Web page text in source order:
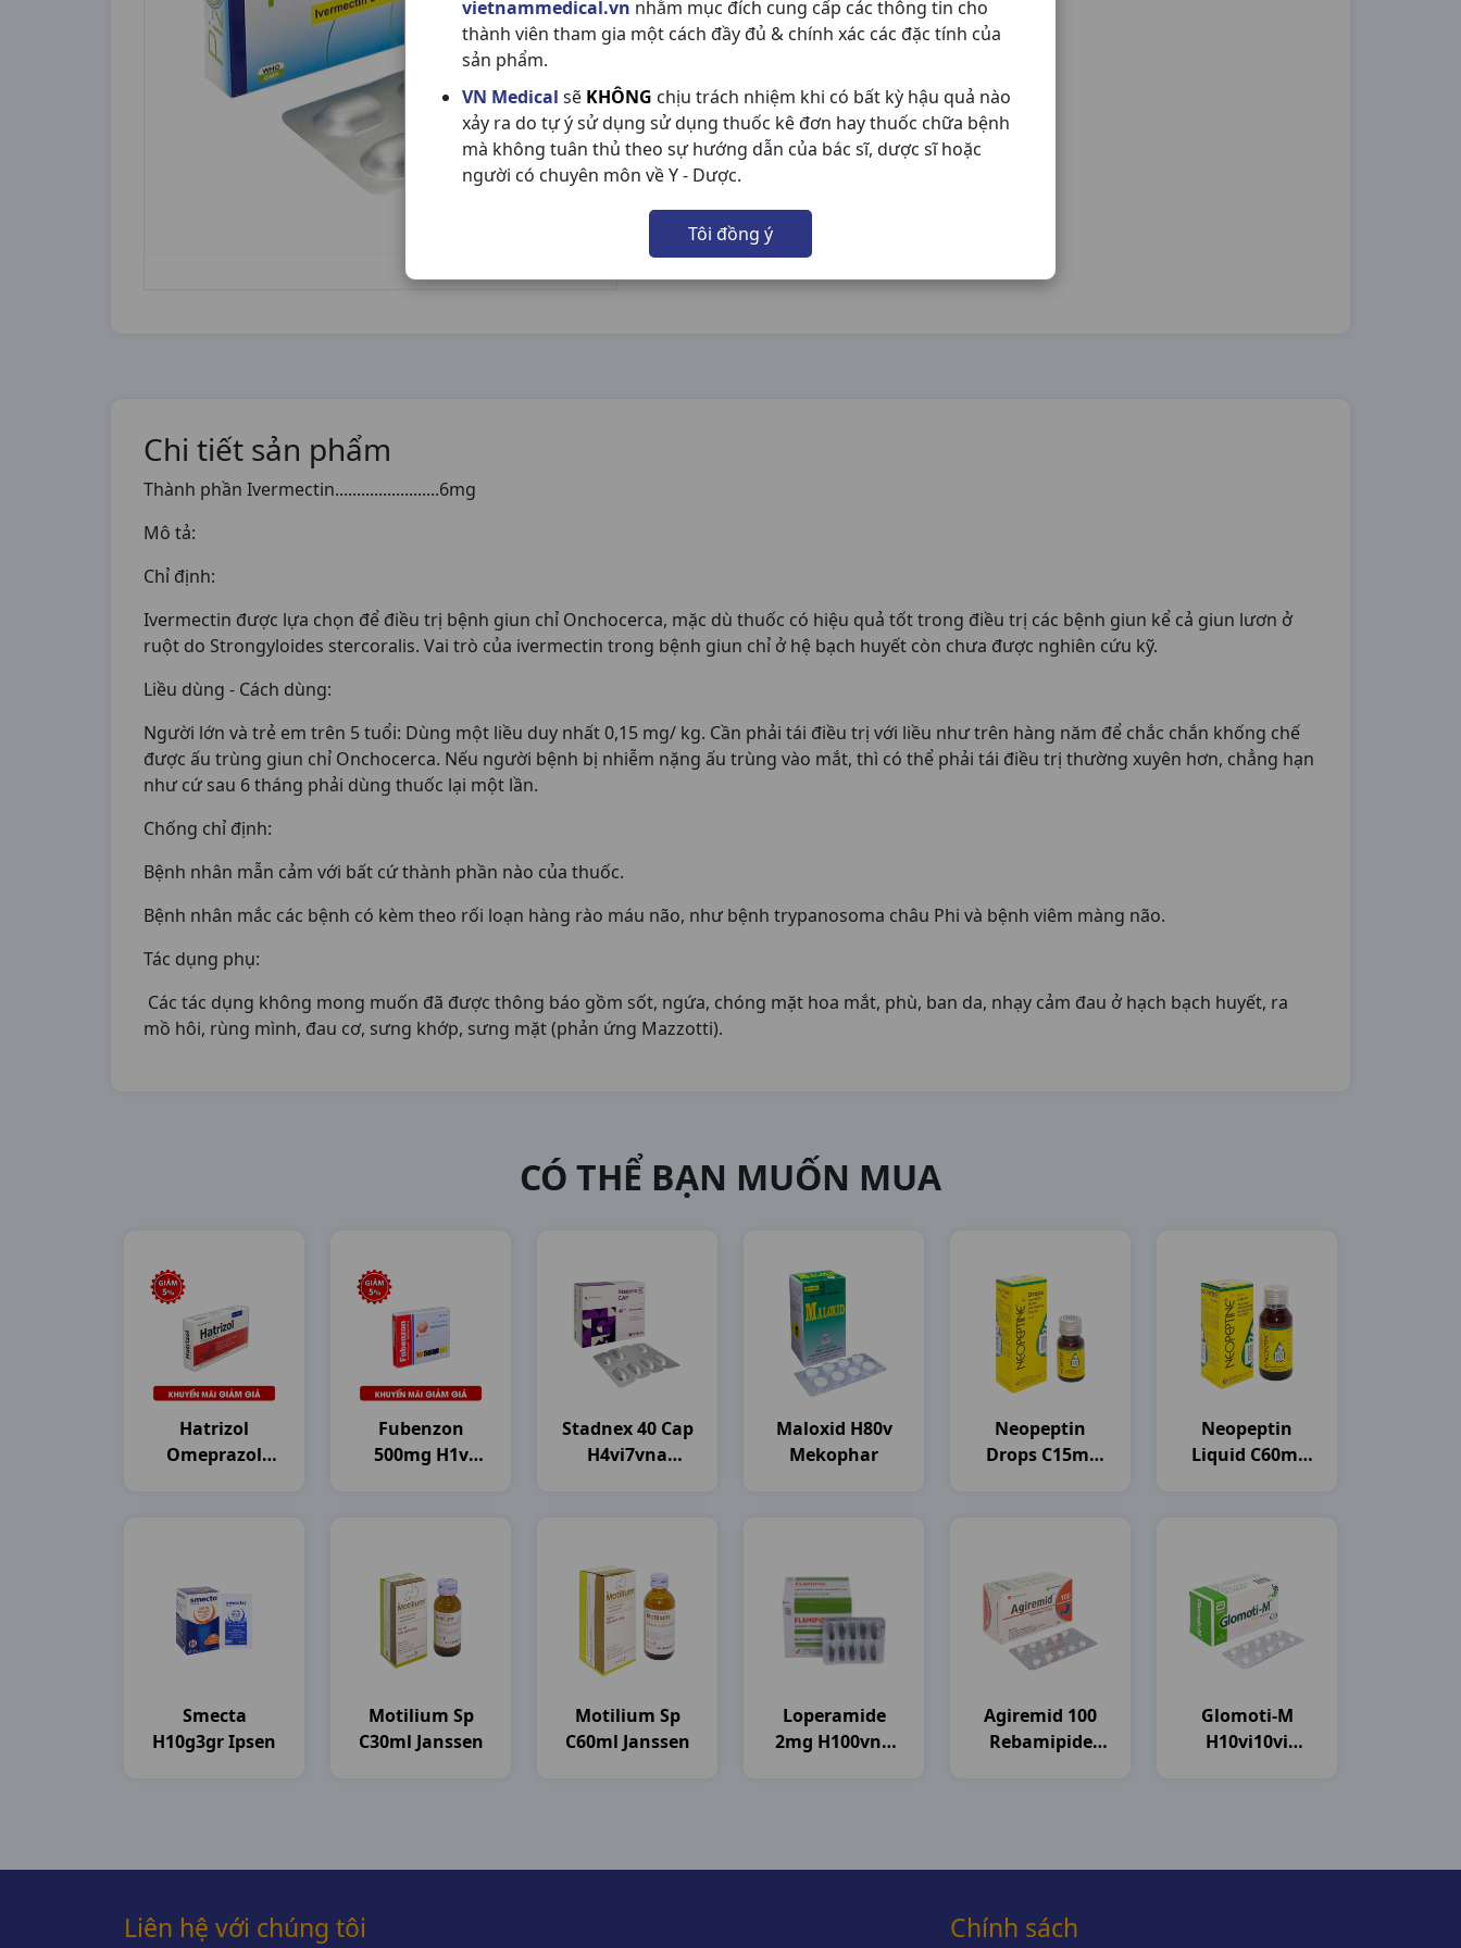
vietnammedical.vn nhằm mục đích cung cấp các thông tin cho
thành viên tham gia một cách đầy đủ & chính xác các đặc tính của
sản phẩm.
VN Medical sẽ KHÔNG chịu trách nhiệm khi có bất kỳ hậu quả nào
xảy ra do tự ý sử dụng sử dụng thuốc kê đơn hay thuốc chữa bệnh
mà không tuân thủ theo sự hướng dẫn của bác sĩ, dược sĩ hoặc
người có chuyên môn về Y - Dược.
Tôi đồng ý
Chi tiết sản phẩm
Thành phần Ivermectin........................6mg
Mô tả:
Chỉ định:
Ivermectin được lựa chọn để điều trị bệnh giun chỉ Onchocerca, mặc dù thuốc có hiệu quả tốt trong điều trị các bệnh giun kể cả giun lươn ở
ruột do Strongyloides stercoralis. Vai trò của ivermectin trong bệnh giun chỉ ở hệ bạch huyết còn chưa được nghiên cứu kỹ.
Liều dùng - Cách dùng:
Người lớn và trẻ em trên 5 tuổi: Dùng một liều duy nhất 0,15 mg/ kg. Cần phải tái điều trị với liều như trên hàng năm để chắc chắn khống chế
được ấu trùng giun chỉ Onchocerca. Nếu người bệnh bị nhiễm nặng ấu trùng vào mắt, thì có thể phải tái điều trị thường xuyên hơn, chẳng hạn
như cứ sau 6 tháng phải dùng thuốc lại một lần.
Chống chỉ định:
Bệnh nhân mẫn cảm với bất cứ thành phần nào của thuốc.
Bệnh nhân mắc các bệnh có kèm theo rối loạn hàng rào máu não, như bệnh trypanosoma châu Phi và bệnh viêm màng não.
Tác dụng phụ:
Các tác dụng không mong muốn đã được thông báo gồm sốt, ngứa, chóng mặt hoa mắt, phù, ban da, nhạy cảm đau ở hạch bạch huyết, ra
mồ hôi, rùng mình, đau cơ, sưng khớp, sưng mặt (phản ứng Mazzotti).
CÓ THỂ BẠN MUỐN MUA
Hatrizol
Omeprazol
Fubenzon
500mg H1v
Stadnex 40 Cap
H4vi7vna
Maloxid H80v
Mekophar
Neopeptin
Drops C15ml
Neopeptin
Liquid C60ml
Smecta
H10g3gr Ipsen
Motilium Sp
C30ml Janssen
Motilium Sp
C60ml Janssen
Loperamide
2mg H100vna
Agiremid 100
Rebamipide
Glomoti-M
H10vi10vi
Liên hệ với chúng tôi Chính sách